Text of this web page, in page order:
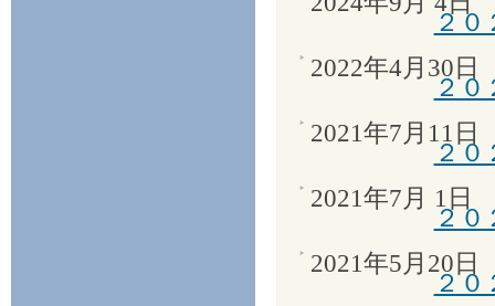
２
2022年4月30日
２
2021年7月11日
２
2021年7月 1日
２
2021年5月20日
２